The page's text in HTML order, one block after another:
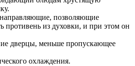
направляющие, позволяющие
противень из духовки, и при этом он
дверцы, меньше пропускающее
охлаждения.